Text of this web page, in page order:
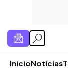
InicioNoticias